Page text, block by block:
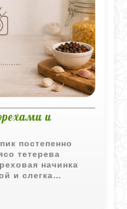
и
постепенно
тетерева
начинка
и слегка
брусника
вкус, без